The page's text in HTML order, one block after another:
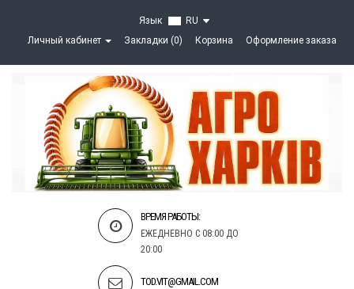
Язык
RU
Личный кабинет
Закладки (0) Корзина Оформление заказа
ВРЕМЯ РАБОТЫ:
ЕЖЕДНЕВНО С 08:00 ДО
20:00
TOD.VIT@GMAIL.COM